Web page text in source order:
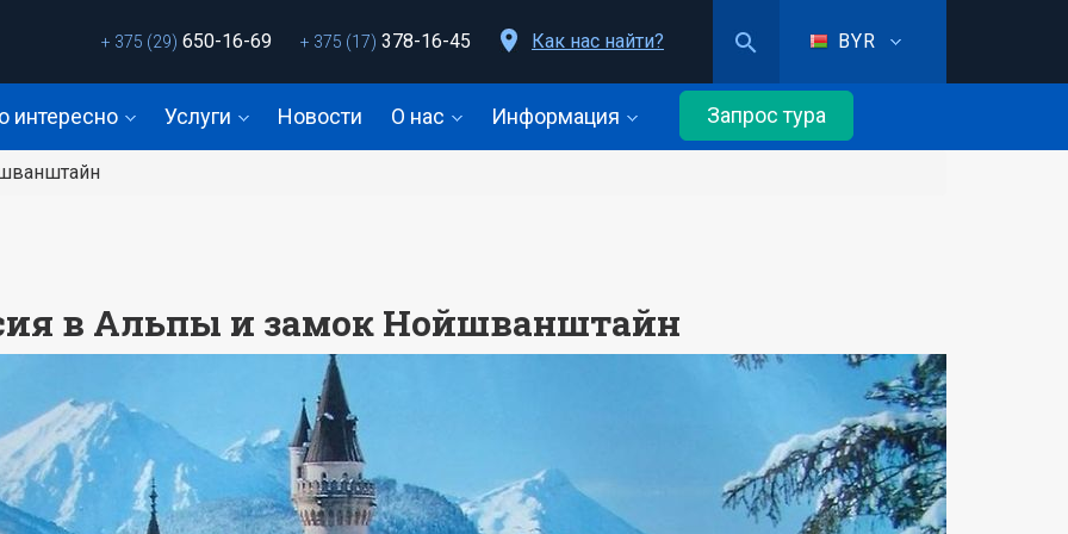
BYR
+ 375 (29) 650-16-69 + 375 (17) 378-16-45 Как нас найти?
интересно Услуги Новости О нас Информация Запрос тура
в Альпы и замок Нойшванштайн